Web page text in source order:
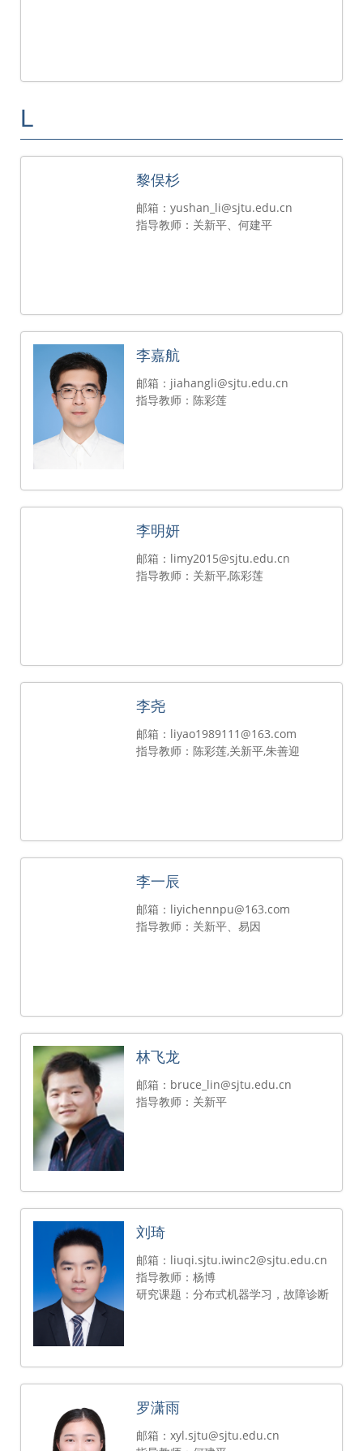
L
黎俣杉
邮箱：yushan_li@sjtu.edu.cn
指导教师：关新平、何建平
李嘉航
邮箱：jiahangli@sjtu.edu.cn
指导教师：陈彩莲
李明妍
邮箱：limy2015@sjtu.edu.cn
指导教师：关新平,陈彩莲
李尧
邮箱：liyao1989111@163.com
指导教师：陈彩莲,关新平,朱善迎
李一辰
邮箱：liyichennpu@163.com
指导教师：关新平、易因
林飞龙
邮箱：bruce_lin@sjtu.edu.cn
指导教师：关新平
刘琦
邮箱：liuqi.sjtu.iwinc2@sjtu.edu.cn
指导教师：杨博
研究课题：分布式机器学习，故障诊断
罗潇雨
邮箱：xyl.sjtu@sjtu.edu.cn